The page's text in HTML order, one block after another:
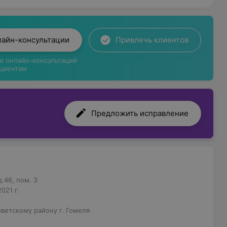
ЭКГ.
услуг. Здесь часто действуют
клиентов «Ламед люкс».
сертификат на услуги медцентра
о близком. «Ламед люкс» предлагает
консультации
онлайн-консультаций
Привлечь клиентов
Предложить исправление
пом. 3
г.
району г. Гомеля